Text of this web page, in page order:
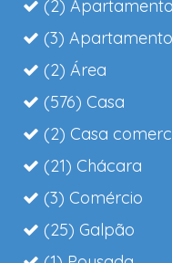
(2)
(3)
(2) Área
(576) Casa
(2) Casa
(21) Chácara
(3) Comércio
(25) Galpão